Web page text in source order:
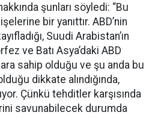
şunları söyledi: “Bu
bir yanıttır. ABD’nin
Suudi Arabistan’ın
ve Batı Asya’daki ABD
sahip olduğu ve şu anda bu
dikkate alındığında,
Çünkü tehditler karşısında
savunabilecek durumda